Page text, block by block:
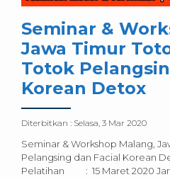
Seminar &
Jawa Timur
Totok
Korean Detox
Diterbitkan : Selasa, 3 Mar 2020
Seminar & Workshop Malang,
Pelangsing dan Facial Korean
Pelatihan : 15 Maret